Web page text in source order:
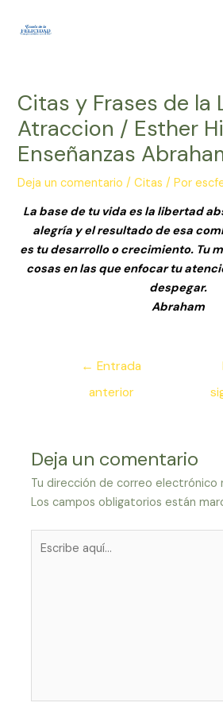
Citas y Frases de la
Atraccion / Esther
Enseñanzas
Deja un comentario /Citas / Por
La base de tu vida es la libertad
alegría y el resultado de esa
es tu desarrollo o crecimiento. Tu
cosas en las que enfocar tu
despegar.
Abraham
Navegación
entradas
← Entrada
anterior
Deja un comentario
Tu dirección de correo electrónico
Los campos obligatorios están
aquí...